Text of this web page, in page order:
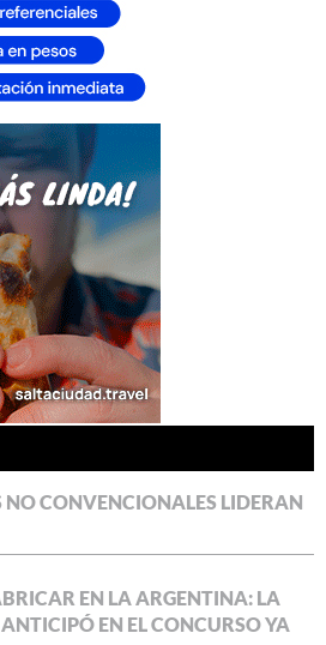
NO CONVENCIONALES LIDERAN
EN LA ARGENTINA: LA
EN EL CONCURSO YA